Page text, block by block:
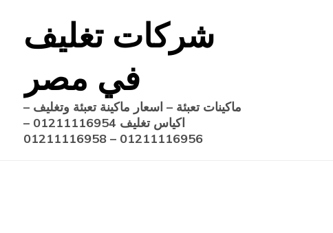
شركات تغليف
في مصر
ماكينات تعبئة – اسعار ماكينة تعبئة وتغليف –
اكياس تغليف 01211116954 –
01211116956 – 01211116958